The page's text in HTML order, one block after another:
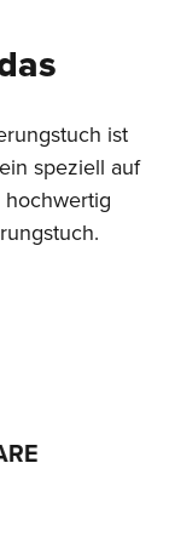
ist
speziell auf